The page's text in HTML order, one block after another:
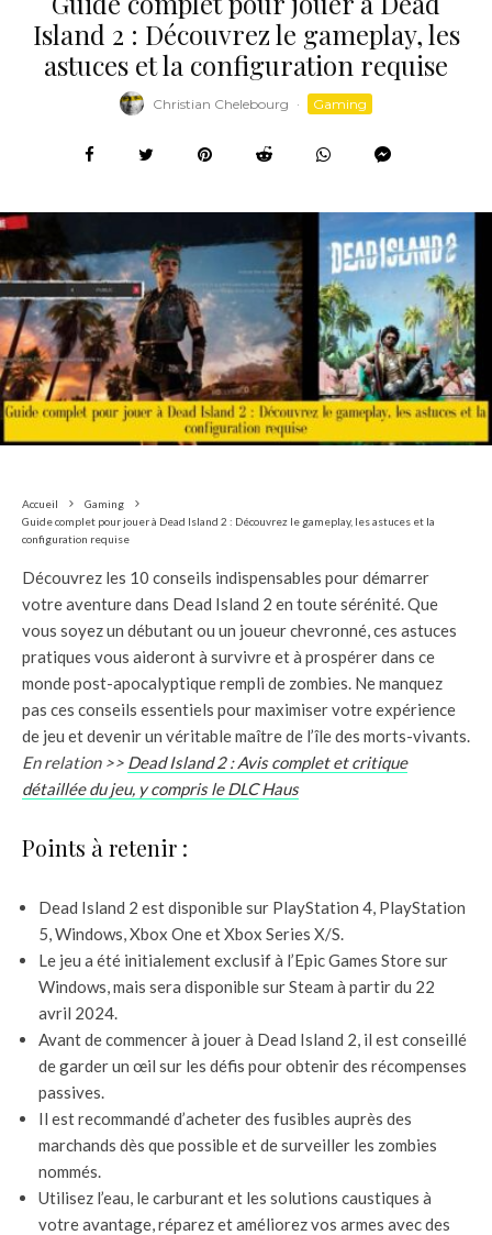
Island 2 : Découvrez le gameplay, les
astuces et la configuration requise
Christian Chelebourg · Gaming
Accueil
Gaming
Guide complet pour jouer à Dead Island 2 : Découvrez le gameplay, les astuces et la
configuration requise
Découvrez les 10 conseils indispensables pour démarrer
votre aventure dans Dead Island 2 en toute sérénité. Que
vous soyez un débutant ou un joueur chevronné, ces astuces
pratiques vous aideront à survivre et à prospérer dans ce
monde post-apocalyptique rempli de zombies. Ne manquez
pas ces conseils essentiels pour maximiser votre expérience
de jeu et devenir un véritable maître de l’île des morts-vivants.
En relation >> Dead Island 2 : Avis complet et critique
détaillée du jeu, y compris le DLC Haus
Points à retenir :
Dead Island 2 est disponible sur PlayStation 4, PlayStation
5, Windows, Xbox One et Xbox Series X/S.
Le jeu a été initialement exclusif à l’Epic Games Store sur
Windows, mais sera disponible sur Steam à partir du 22
avril 2024.
Avant de commencer à jouer à Dead Island 2, il est conseillé
de garder un œil sur les défis pour obtenir des récompenses
passives.
Il est recommandé d’acheter des fusibles auprès des
marchands dès que possible et de surveiller les zombies
nommés.
Utilisez l’eau, le carburant et les solutions caustiques à
votre avantage, réparez et améliorez vos armes avec des